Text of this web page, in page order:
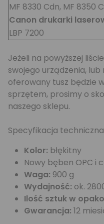
MF 8330 Cdn, MF 8350
Canon drukarki
LBP 7200
Jeżeli na powyższej
swojego urządzenia,
oferowany tusz będzie
sprzętem, prosimy o
naszego sklepu.
Specyfikacja
Kolor: błękitny
Nowy bęben OPC i
Waga: 900 g
Wydajność: ok.
Ilość sztuk w
Gwarancja: 12